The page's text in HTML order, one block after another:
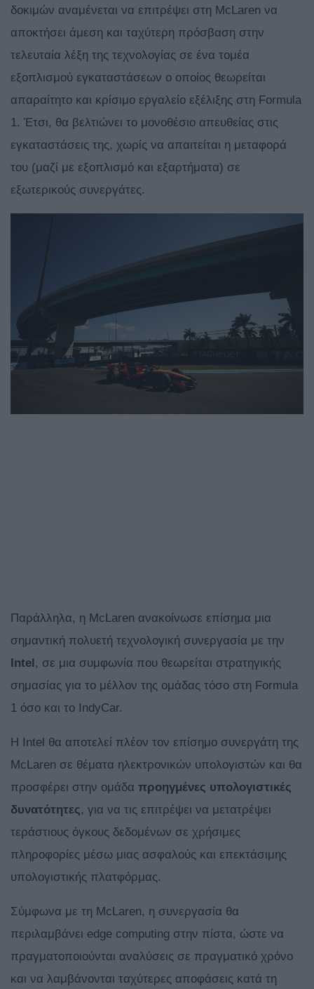
δοκιμών αναμένεται να επιτρέψει στη McLaren να
αποκτήσει άμεση και ταχύτερη πρόσβαση στην
τελευταία λέξη της τεχνολογίας σε ένα τομέα
εξοπλισμού εγκαταστάσεων ο οποίος θεωρείται
απαραίτητο και κρίσιμο εργαλείο εξέλιξης στη Formula
1. Έτσι, θα βελτιώνει το μονοθέσιο απευθείας στις
εγκαταστάσεις της, χωρίς να απαιτείται η μεταφορά
του (μαζί με εξοπλισμό και εξαρτήματα) σε
εξωτερικούς συνεργάτες.
Παράλληλα, η McLaren ανακοίνωσε επίσημα μια
σημαντική πολυετή τεχνολογική συνεργασία με την
Intel , σε μια συμφωνία που θεωρείται στρατηγικής
σημασίας για το μέλλον της ομάδας τόσο στη Formula
1 όσο και το IndyCar.
Η Intel θα αποτελεί πλέον τον επίσημο συνεργάτη της
McLaren σε θέματα ηλεκτρονικών υπολογιστών και θα
προσφέρει στην ομάδα προηγμένες υπολογιστικές
δυνατότητες, για να τις επιτρέψει να μετατρέψει
τεράστιους όγκους δεδομένων σε χρήσιμες
πληροφορίες μέσω μιας ασφαλούς και επεκτάσιμης
υπολογιστικής πλατφόρμας.
Σύμφωνα με τη McLaren, η συνεργασία θα
περιλαμβάνει edge computing στην πίστα, ώστε να
πραγματοποιούνται αναλύσεις σε πραγματικό χρόνο
και να λαμβάνονται ταχύτερες αποφάσεις κατά τη